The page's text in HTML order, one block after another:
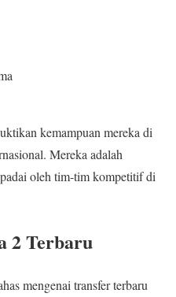
kemampuan mereka di
Mereka adalah
oleh tim-tim kompetitif di
2 Terbaru
mengenai transfer terbaru